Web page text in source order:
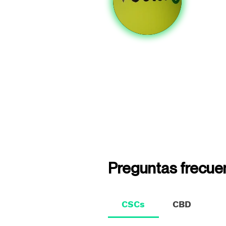
Preguntas
CSCs CBD